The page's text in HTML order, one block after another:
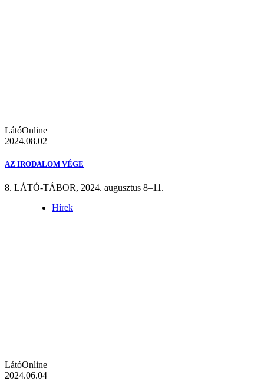
LátóOnline
2024.08.02
AZ IRODALOM VÉGE
8. LÁTÓ-TÁBOR, 2024. augusztus 8–11.
Hírek
LátóOnline
2024.06.04